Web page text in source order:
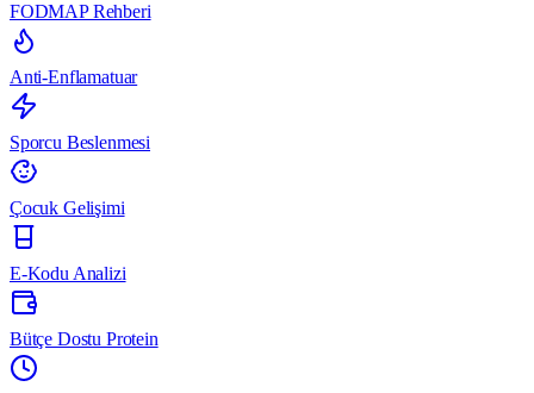
FODMAP Rehberi
Anti-Enflamatuar
Sporcu Beslenmesi
Çocuk Gelişimi
E-Kodu Analizi
Bütçe Dostu Protein